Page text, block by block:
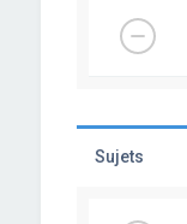
Sujets